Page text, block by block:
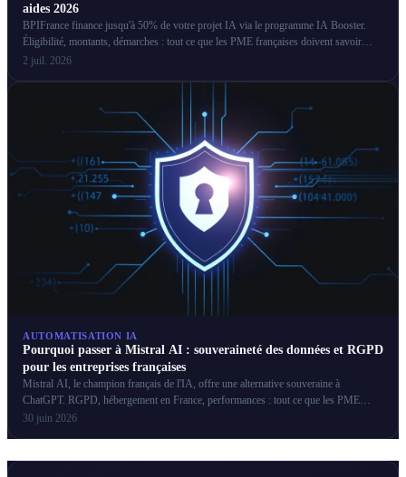
aides 2026
BPIFrance finance jusqu'à 50% de votre projet IA via le programme IA Booster.
Éligibilité, montants, démarches : tout ce que les PME françaises doivent savoir
pour obtenir ces aides.
2 juil. 2026
AUTOMATISATION IA
Pourquoi passer à Mistral AI : souveraineté des données et RGPD
pour les entreprises françaises
Mistral AI, le champion français de l'IA, offre une alternative souveraine à
ChatGPT. RGPD, hébergement en France, performances : tout ce que les PME
françaises doivent savoir.
30 juin 2026